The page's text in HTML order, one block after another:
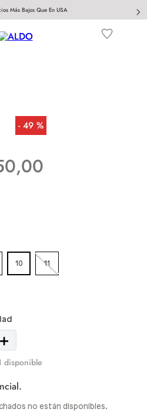
Más Bajos Que En USA
49 %
,00
10 11
＋
disponible
no están disponibles.